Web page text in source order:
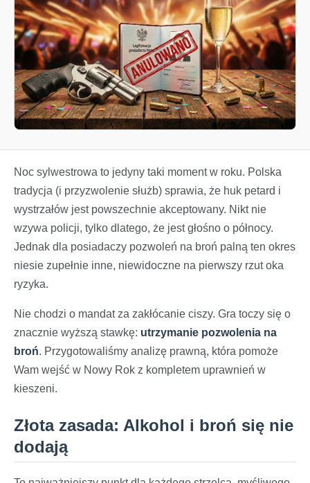
Noc sylwestrowa to jedyny taki moment w roku. Polska
tradycja (i przyzwolenie służb) sprawia, że huk petard i
wystrzałów jest powszechnie akceptowany. Nikt nie
wzywa policji, tylko dlatego, że jest głośno o północy.
Jednak dla posiadaczy pozwoleń na broń palną ten okres
niesie zupełnie inne, niewidoczne na pierwszy rzut oka
ryzyka.
Nie chodzi o mandat za zakłócanie ciszy. Gra toczy się o
znacznie wyższą stawkę: utrzymanie pozwolenia na
broń. Przygotowaliśmy analizę prawną, która pomoże
Wam wejść w Nowy Rok z kompletem uprawnień w
kieszeni.
Złota zasada: Alkohol i broń się nie
dodają